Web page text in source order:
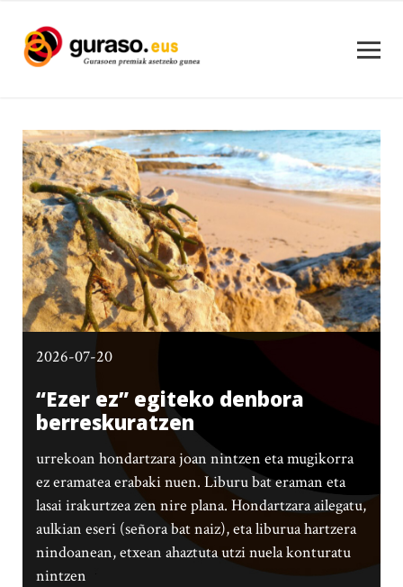
2026-07-20
“Ezer ez” egiteko denbora
berreskuratzen
urrekoan hondartzara joan nintzen eta mugikorra
ez eramatea erabaki nuen. Liburu bat eraman eta
lasai irakurtzea zen nire plana. Hondartzara ailegatu,
aulkian eseri (señora bat naiz), eta liburua hartzera
nindoanean, etxean ahaztuta utzi nuela konturatu
nintzen